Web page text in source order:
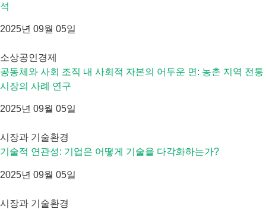
석
2025년 09월 05일
소상공인경제
공동체와 사회 조직 내 사회적 자본의 어두운 면: 농촌 지역 전통
시장의 사례 연구
2025년 09월 05일
시장과 기술환경
기술적 연관성: 기업은 어떻게 기술을 다각화하는가?
2025년 09월 05일
시장과 기술환경